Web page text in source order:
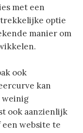
met een
optie
manier om
ook
kan
weinig
ook aanzienlijk
website te